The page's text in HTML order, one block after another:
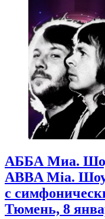
АББА Миа.
ABBA Mia.
с
Тюмень, 8